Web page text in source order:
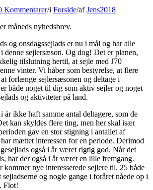
Kommentarer/i Forside/afJens2018
måneds nyhedsbrev.
og onsdagssejlads er nu i mål og har alle
denne sejlersæson. Og dog! Det er planen,
tilslutning hertil, at sejle med J70
vinter. Vi håber som bestyrelse, at flere
forlænge sejlersæsonen og deltage i
både noget til dig som aktiv sejler og noget
og aktiviteter på land.
år ikke haft samme antal deltagere, som de
kan skyldes flere ting, men her skal især
gav en stor stigning i antallet af
mættet interessen for en periode. Derimod
også i år været rigtig god. Når det
har der også i år været en lille fremgang.
kommer nye interesserede sejlere til. 25 både
og nogle gange i foråret nåede op i
Flot!